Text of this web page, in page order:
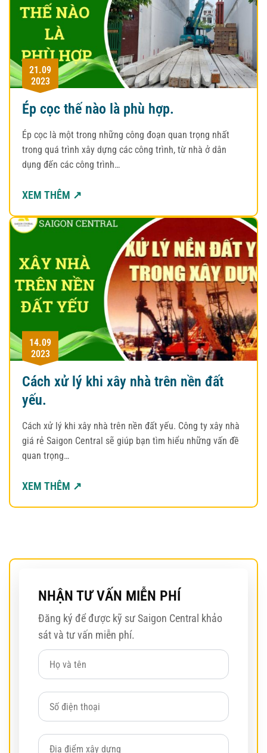
21.09
2023
Ép cọc thế nào là phù hợp.
Ép cọc là một trong những công đoạn quan trọng nhất
trong quá trình xây dựng các công trình, từ nhà ở dân
dụng đến các công trình…
XEM THÊM ↗
14.09
2023
Cách xử lý khi xây nhà trên nền đất
yếu.
Cách xử lý khi xây nhà trên nền đất yếu. Công ty xây nhà
giá rẻ Saigon Central sẽ giúp bạn tìm hiểu những vấn đề
quan trọng…
XEM THÊM ↗
NHẬN TƯ VẤN MIỄN PHÍ
Đăng ký để được kỹ sư Saigon Central khảo
sát và tư vấn miễn phí.